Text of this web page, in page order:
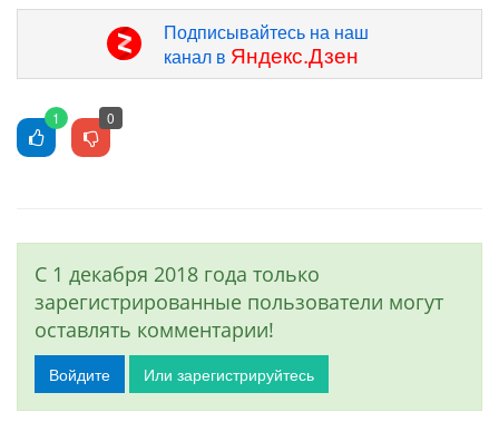
Подписывайтесь на наш
канал в Яндекс.Дзен
1 0
С 1 декабря 2018 года только
зарегистрированные пользователи могут
оставлять комментарии!
Войдите Или зарегистрируйтесь